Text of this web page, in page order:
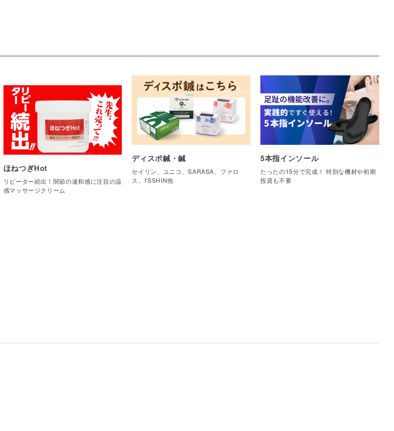
ほねつぎHot
リピーター続出！関節の違和感に注目の温
感マッサージクリーム
ディスポ鍼・鍼
セイリン、ユニコ、SARASA、ファロ
ス、I'SSHIN他
5本指インソール
たったの15分で完成！ 特別な機材や初期
投資も不要